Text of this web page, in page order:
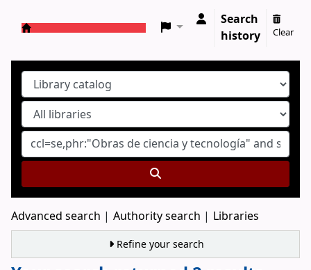
Search
history
Clear
Advanced search Authority search Libraries
Refine your search